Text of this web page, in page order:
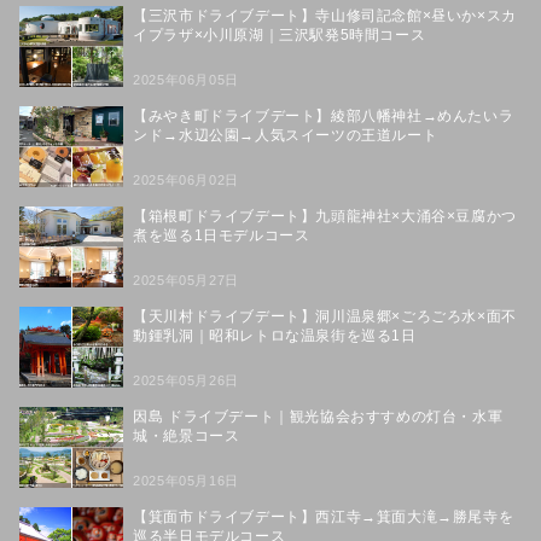
【三沢市ドライブデート】寺山修司記念館×昼いか×スカ
イプラザ×小川原湖｜三沢駅発5時間コース
2025年06月05日
【みやき町ドライブデート】綾部八幡神社→めんたいラ
ンド→水辺公園→人気スイーツの王道ルート
2025年06月02日
【箱根町ドライブデート】九頭龍神社×大涌谷×豆腐かつ
煮を巡る1日モデルコース
2025年05月27日
【天川村ドライブデート】洞川温泉郷×ごろごろ水×面不
動鍾乳洞｜昭和レトロな温泉街を巡る1日
2025年05月26日
因島 ドライブデート｜観光協会おすすめの灯台・水軍
城・絶景コース
2025年05月16日
【箕面市ドライブデート】西江寺→箕面大滝→勝尾寺を
巡る半日モデルコース